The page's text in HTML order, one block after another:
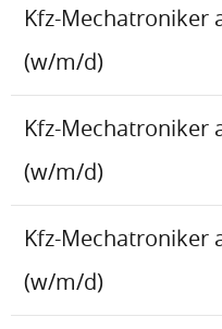
Kfz-Mechatroniker
(w/m/d)
Kfz-Mechatroniker
(w/m/d)
Kfz-Mechatroniker
(w/m/d)